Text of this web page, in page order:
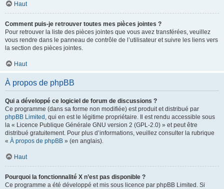
Haut
Comment puis-je retrouver toutes mes pièces jointes ?
Pour retrouver la liste des pièces jointes que vous avez transférées, veuillez
vous rendre dans le panneau de contrôle de l’utilisateur et suivre les liens vers
la section des pièces jointes.
Haut
À propos de phpBB
Qui a développé ce logiciel de forum de discussions ?
Ce programme (dans sa forme non modifiée) est produit et distribué par
phpBB Limited , qui en est le légitime propriétaire. Il est rendu accessible sous
la « Licence Publique Générale GNU version 2 (GPL-2.0) » et peut être
distribué gratuitement. Pour plus d’informations, veuillez consulter la rubrique
« À propos de phpBB » (en anglais).
Haut
Pourquoi la fonctionnalité X n’est pas disponible ?
Ce programme a été développé et mis sous licence par phpBB Limited. Si